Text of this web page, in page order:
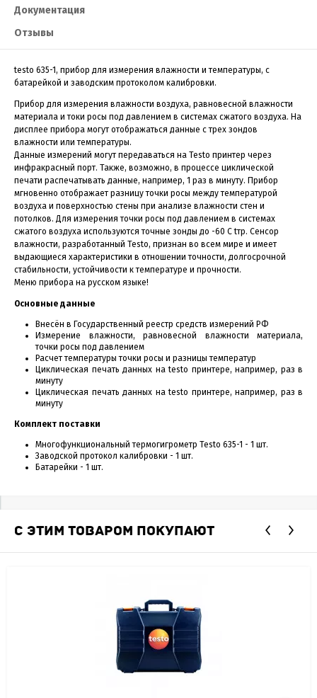
Документация
Отзывы
testo 635-1, прибор для измерения влажности и температуры, с
батарейкой и заводским протоколом калибровки.
Прибор для измерения влажности воздуха, равновесной влажности
материала и токи росы под давлением в системах сжатого воздуха. На
дисплее прибора могут отображаться данные с трех зондов
влажности или температуры.
Данные измерений могут передаваться на Testo принтер через
инфракрасный порт. Также, возможно, в процессе циклической
печати распечатывать данные, например, 1 раз в минуту. Прибор
мгновенно отображает разницу точки росы между температурой
воздуха и поверхностью стены при анализе влажности стен и
потолков. Для измерения точки росы под давлением в системах
сжатого воздуха используются точные зонды до -60 С tтр. Сенсор
влажности, разработанный Testo, признан во всем мире и имеет
выдающиеся характеристики в отношении точности, долгосрочной
стабильности, устойчивости к температуре и прочности.
Меню прибора на русском языке!
Основные данные
Внесён в Государственный реестр средств измерений РФ
Измерение влажности, равновесной влажности материала,
точки росы под давлением
Расчет температуры точки росы и разницы температур
Циклическая печать данных на testo принтере, например, раз в
минуту
Циклическая печать данных на testo принтере, например, раз в
минуту
Комплект поставки
Многофункциональный термогигрометр Testo 635-1 - 1 шт.
Заводской протокол калибровки - 1 шт.
Батарейки - 1 шт.
С ЭТИМ ТОВАРОМ ПОКУПАЮТ